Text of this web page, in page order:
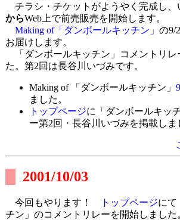
チラシ・チケットがようやく完成し、
からWeb上で前売販売を開始します。
Making of「ダンボールキッチン」 の9/
お届けします。
「ダンボールキッチン」コメントリレ
た。第2回は長谷川いづみです。
Making of 「ダンボールキッチン」
ました。
トップページに「ダンボールキッ
ー第2回・長谷川いづみを掲載しま
2001/10/03
今回もやります！ トップページにて
チン」のコメントリレーを開始しまし